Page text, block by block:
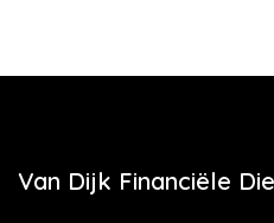
Van Dijk Financiële